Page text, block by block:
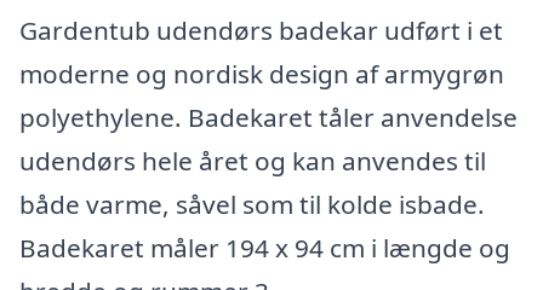
Gardentub udendørs badekar udført i et
moderne og nordisk design af armygrøn
polyethylene. Badekaret tåler anvendelse
udendørs hele året og kan anvendes til
både varme, såvel som til kolde isbade.
Badekaret måler 194 x 94 cm i længde og